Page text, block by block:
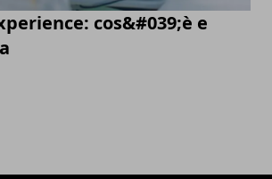
cos&#039;è e